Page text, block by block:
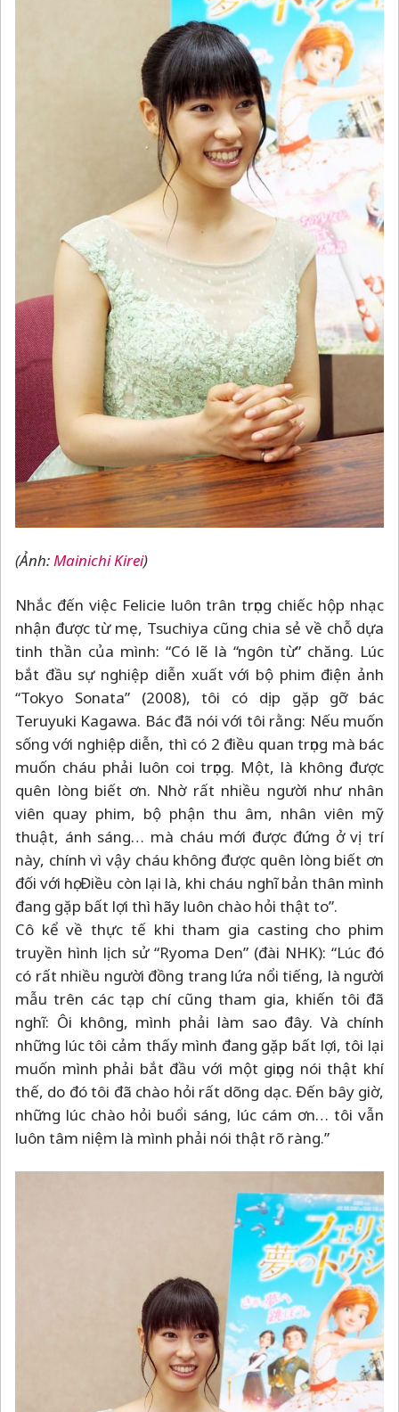
(Ảnh:Mainichi Kirei)
Nhắc đến việc Felicie luôn trân trọng chiếc hộp nhạc
nhận được từ mẹ, Tsuchiya cũng chia sẻ về chỗ dựa
tinh thần của mình: “Có lẽ là “ngôn từ” chăng. Lúc
bắt đầu sự nghiệp diễn xuất với bộ phim điện ảnh
“Tokyo Sonata” (2008), tôi có dịp gặp gỡ bác
Teruyuki Kagawa. Bác đã nói với tôi rằng: Nếu muốn
sống với nghiệp diễn, thì có 2 điều quan trọng mà bác
muốn cháu phải luôn coi trọng. Một, là không được
quên lòng biết ơn. Nhờ rất nhiều người như nhân
viên quay phim, bộ phận thu âm, nhân viên mỹ
thuật, ánh sáng… mà cháu mới được đứng ở vị trí
này, chính vì vậy cháu không được quên lòng biết ơn
đối với họ. Điều còn lại là, khi cháu nghĩ bản thân mình
đang gặp bất lợi thì hãy luôn chào hỏi thật to”.
Cô kể về thực tế khi tham gia casting cho phim
truyền hình lịch sử “Ryoma Den” (đài NHK): “Lúc đó
có rất nhiều người đồng trang lứa nổi tiếng, là người
mẫu trên các tạp chí cũng tham gia, khiến tôi đã
nghĩ: Ôi không, mình phải làm sao đây. Và chính
những lúc tôi cảm thấy mình đang gặp bất lợi, tôi lại
muốn mình phải bắt đầu với một giọng nói thật khí
thế, do đó tôi đã chào hỏi rất dõng dạc. Đến bây giờ,
những lúc chào hỏi buổi sáng, lúc cám ơn… tôi vẫn
luôn tâm niệm là mình phải nói thật rõ ràng.”